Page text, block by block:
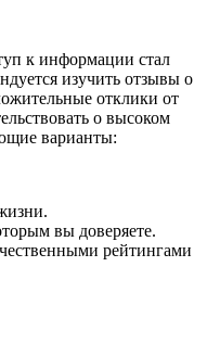
к информации стал
изучить отзывы о
отклики от
о высоком
варианты:
вы доверяете.
рейтингами